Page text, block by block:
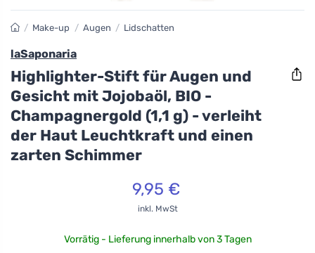
/ Make-up / Augen / Lidschatten
laSaponaria
Highlighter-Stift für Augen und
Gesicht mit Jojobaöl, BIO -
Champagnergold (1,1 g) - verleiht
der Haut Leuchtkraft und einen
zarten Schimmer
9,95 €
inkl. MwSt
Vorrätig - Lieferung innerhalb von 3 Tagen